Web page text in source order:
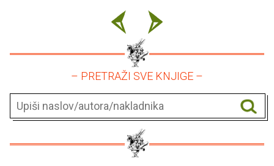
– PRETRAŽI SVE KNJIGE –